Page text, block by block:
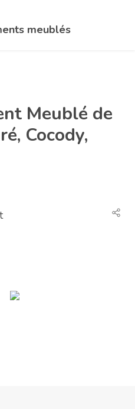
meublés
Meublé de
Cocody,